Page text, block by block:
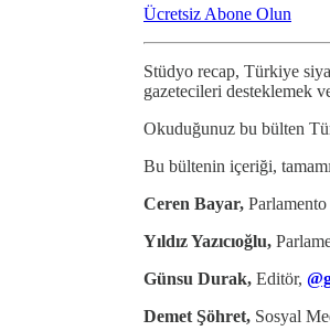
Ücretsiz Abone Olun
Stüdyo recap, Türkiye
gazetecileri desteklemek
Okuduğunuz bu bülten
Bu bültenin içeriği,
Ceren Bayar,
Yıldız Yazıcıoğlu,
Günsu Durak, Editör,
Demet Şöhret, Sosyal